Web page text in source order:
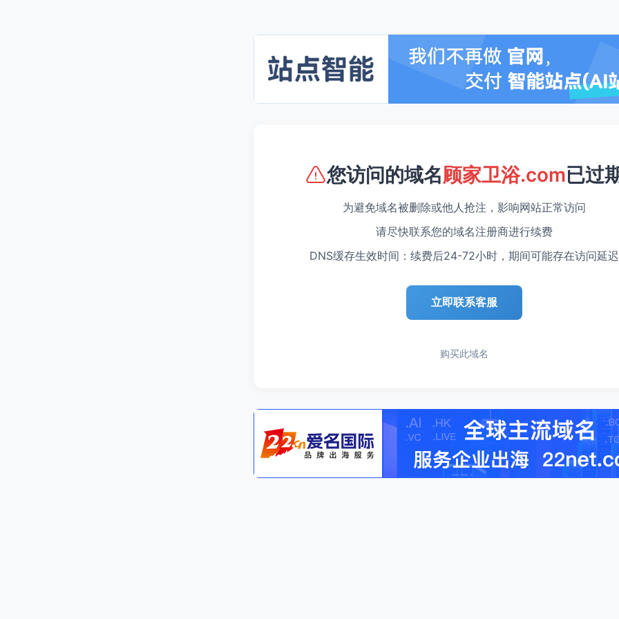
您访问的域名顾家卫浴.com已过
为避免域名被删除或他人抢注，影响网站正常访问
请尽快联系您的域名注册商进行续费
DNS缓存生效时间：续费后24-72小时，期间可能存在访问延迟
立即联系客服
购买此域名